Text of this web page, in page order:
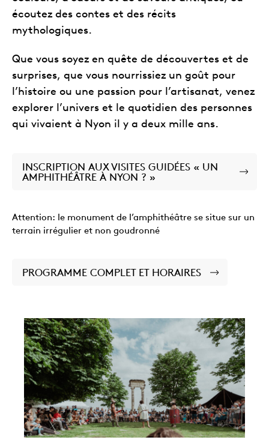
écoutez des contes et des récits
mythologiques.
Que vous soyez en quête de découvertes et de
surprises, que vous nourrissiez un goût pour
l’histoire ou une passion pour l’artisanat, venez
explorer l’univers et le quotidien des personnes
qui vivaient à Nyon il y a deux mille ans.
INSCRIPTION AUX VISITES GUIDÉES « UN
AMPHITHÉÂTRE À NYON ? »
Attention: le monument de l’amphithéâtre se situe sur un
terrain irrégulier et non goudronné
PROGRAMME COMPLET ET HORAIRES